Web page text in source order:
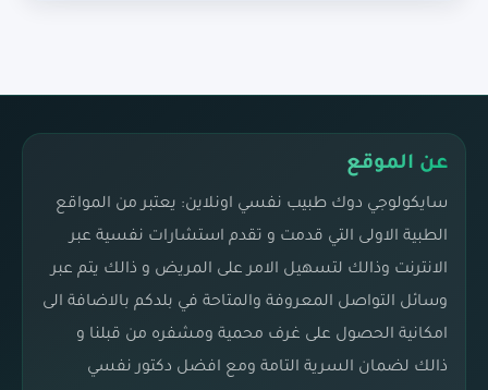
عن الموقع
سايكولوجي دوك طبيب نفسي اونلاين: يعتبر من المواقع
الطبية الاولى التي قدمت و تقدم استشارات نفسية عبر
الانترنت وذالك لتسهيل الامر على المريض و ذالك يتم عبر
وسائل التواصل المعروفة والمتاحة في بلدكم بالاضافة الى
امكانية الحصول على غرف محمية ومشفره من قبلنا و
ذالك لضمان السرية التامة ومع افضل دكتور نفسي